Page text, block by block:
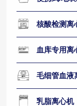
核酸检测离
血库专用离
毛细管血液
乳脂离心机